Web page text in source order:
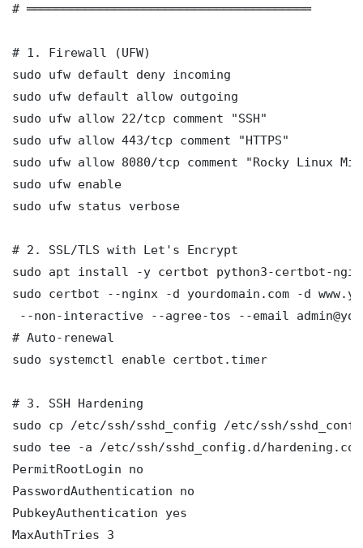
# ═══════════════════════════════════════
# 1. Firewall (UFW)
sudo ufw default deny incoming
sudo ufw default allow outgoing
sudo ufw allow 22/tcp comment "SSH"
sudo ufw allow 443/tcp comment "HTTPS"
sudo ufw allow 8080/tcp comment "Rocky Linux
sudo ufw enable
sudo ufw status verbose
# 2. SSL/TLS with Let's Encrypt
sudo apt install -y certbot python3-certbot-
sudo certbot --nginx -d yourdomain.com -d
--non-interactive --agree-tos --email
# Auto-renewal
sudo systemctl enable certbot.timer
# 3. SSH Hardening
sudo cp /etc/ssh/sshd_config /etc/ssh/
sudo tee -a /etc/ssh/sshd_config.d/
PermitRootLogin no
PasswordAuthentication no
PubkeyAuthentication yes
MaxAuthTries 3